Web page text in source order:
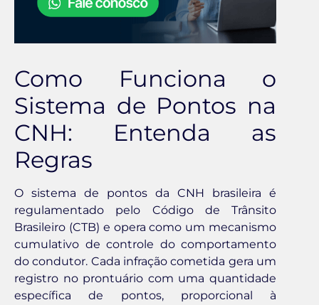
Como Funciona o
Sistema de Pontos na
CNH: Entenda as
Regras
O sistema de pontos da CNH brasileira é
regulamentado pelo Código de Trânsito
Brasileiro (CTB) e opera como um mecanismo
cumulativo de controle do comportamento
do condutor. Cada infração cometida gera um
registro no prontuário com uma quantidade
específica de pontos, proporcional à